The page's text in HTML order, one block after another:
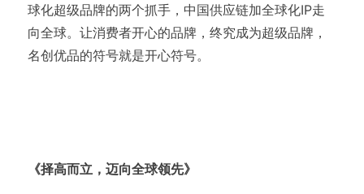
球化超级品牌的两个抓手，中国供应链加全球化IP走
向全球。让消费者开心的品牌，终究成为超级品牌，
名创优品的符号就是开心符号。
《择高而立，迈向全球领先》